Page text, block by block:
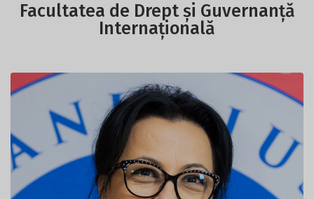
Facultatea de Drept și Guvernanță
Internațională